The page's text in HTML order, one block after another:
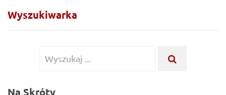
Wyszukiwarka
Wyszukiwanie dla:
Na Skróty